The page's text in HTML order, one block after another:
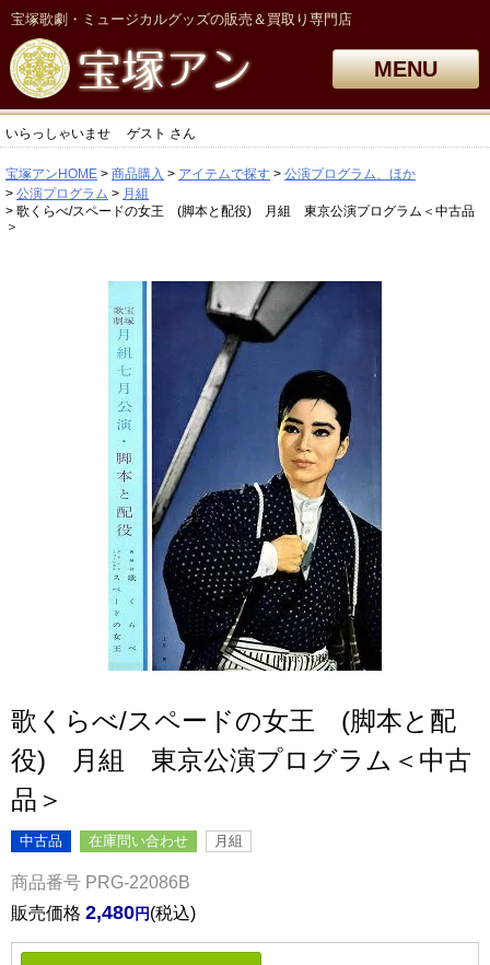
宝塚歌劇・ミュージカルグッズの販売＆買取り専門店
MENU
いらっしゃいませ ゲスト さん
宝塚アンHOME 商品購入 アイテムで探す
公演プログラム、ほか
公演プログラム
月組
歌くらべ/スペードの女王 (脚本と配役) 月組 東京公演プログラム＜中古品
＞
歌くらべ/スペードの女王 (脚本と配
役) 月組 東京公演プログラム＜中古
品＞
中古品 在庫問い合わせ 月組
商品番号 PRG-22086B
販売価格 2,480 税込